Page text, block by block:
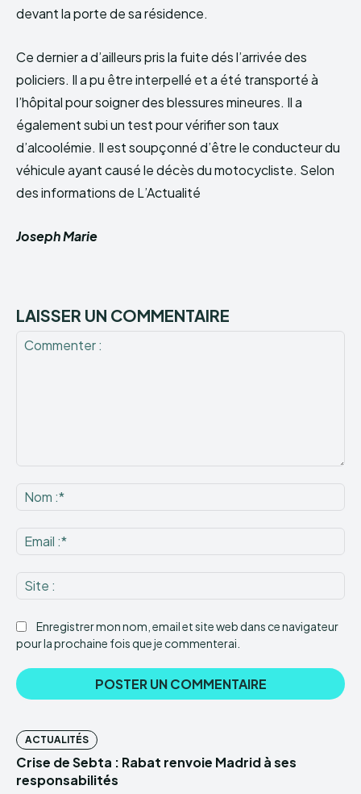
devant la porte de sa résidence.
Ce dernier a d’ailleurs pris la fuite dés l’arrivée des
policiers. Il a pu être interpellé et a été transporté à
l’hôpital pour soigner des blessures mineures. Il a
également subi un test pour vérifier son taux
d’alcoolémie. Il est soupçonné d’être le conducteur du
véhicule ayant causé le décès du motocycliste. Selon
des informations de L’Actualité
Joseph Marie
LAISSER UN COMMENTAIRE
:*
:*
:
Enregistrer mon nom, email et site web dans ce navigateur
pour la prochaine fois que je commenterai.
ACTUALITÉS
Crise de Sebta : Rabat renvoie Madrid à ses
responsabilités